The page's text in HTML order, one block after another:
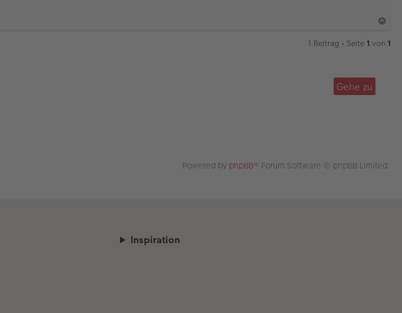
a
1 Beitrag • Seite 1 von 1
Gehe zu
Powered by phpBB® Forum Software © phpBB Limited
Inspiration